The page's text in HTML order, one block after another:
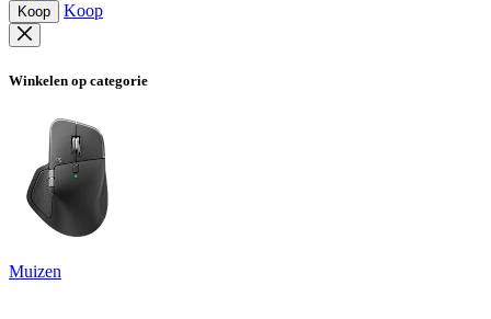
Koop Koop
Winkelen op categorie
Muizen